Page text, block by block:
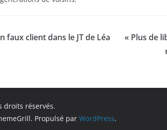
faux client dans le JT de Léa
« Plus de
droits réservés.
Propulsé par WordPress.